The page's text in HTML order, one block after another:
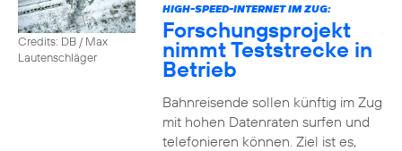
Credits: DB / Max
Lautenschläger
HIGH-SPEED-INTERNET IM ZUG:
Forschungsprojekt
nimmt Teststrecke in
Betrieb
Bahnreisende sollen künftig im Zug
mit hohen Datenraten surfen und
telefonieren können. Ziel ist es,